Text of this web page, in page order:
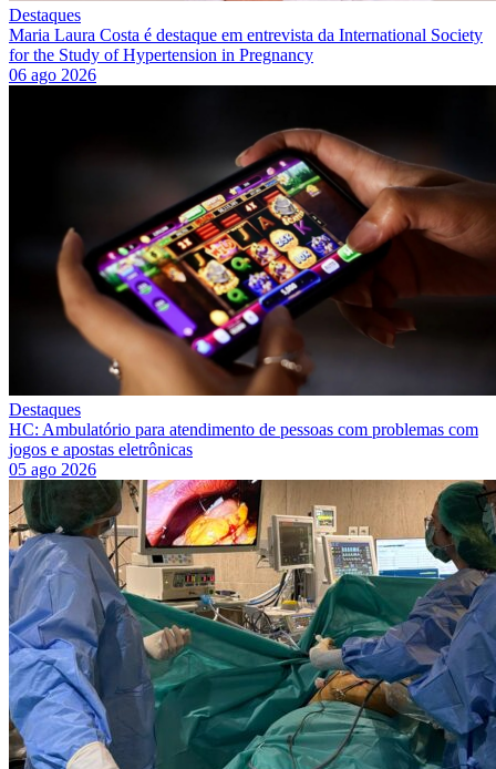
Destaques
Maria Laura Costa é destaque em entrevista da International Society
for the Study of Hypertension in Pregnancy
06 ago 2026
Destaques
HC: Ambulatório para atendimento de pessoas com problemas com
jogos e apostas eletrônicas
05 ago 2026